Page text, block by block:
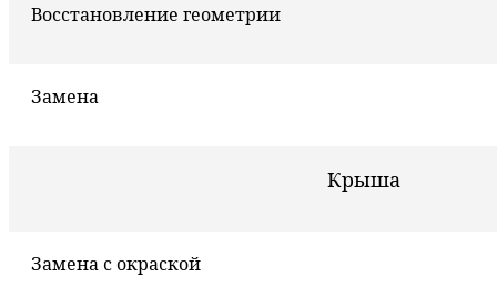
Восстановление геометрии
Замена
Крыша
Замена с окраской